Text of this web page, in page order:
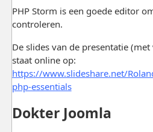
PHP Storm is een goede editor
controleren.
De slides van de presentatie
staat online op:
https://www.slideshare.net/
php-essentials
Dokter Joomla